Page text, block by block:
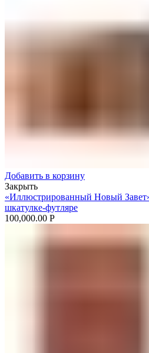
Добавить в корзину
Закрыть
«Иллюстрированный Новый
шкатулке-футляре
100,000.00 Р